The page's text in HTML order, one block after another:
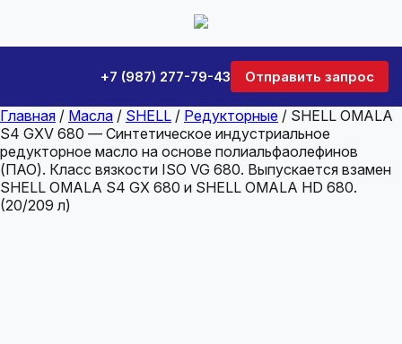
+7 (987) 277-79-43 Отправить запрос
Главная / Масла / SHELL / Редукторные / SHELL OMALA
S4 GXV 680 — Синтетическое индустриальное
редукторное масло на основе полиальфаолефинов
(ПАО). Класс вязкости ISO VG 680. Выпускается взамен
SHELL OMALA S4 GX 680 и SHELL OMALA HD 680.
(20/209 л)